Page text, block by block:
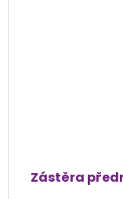
Zástěra